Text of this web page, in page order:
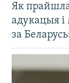
Як
адукацыя
за